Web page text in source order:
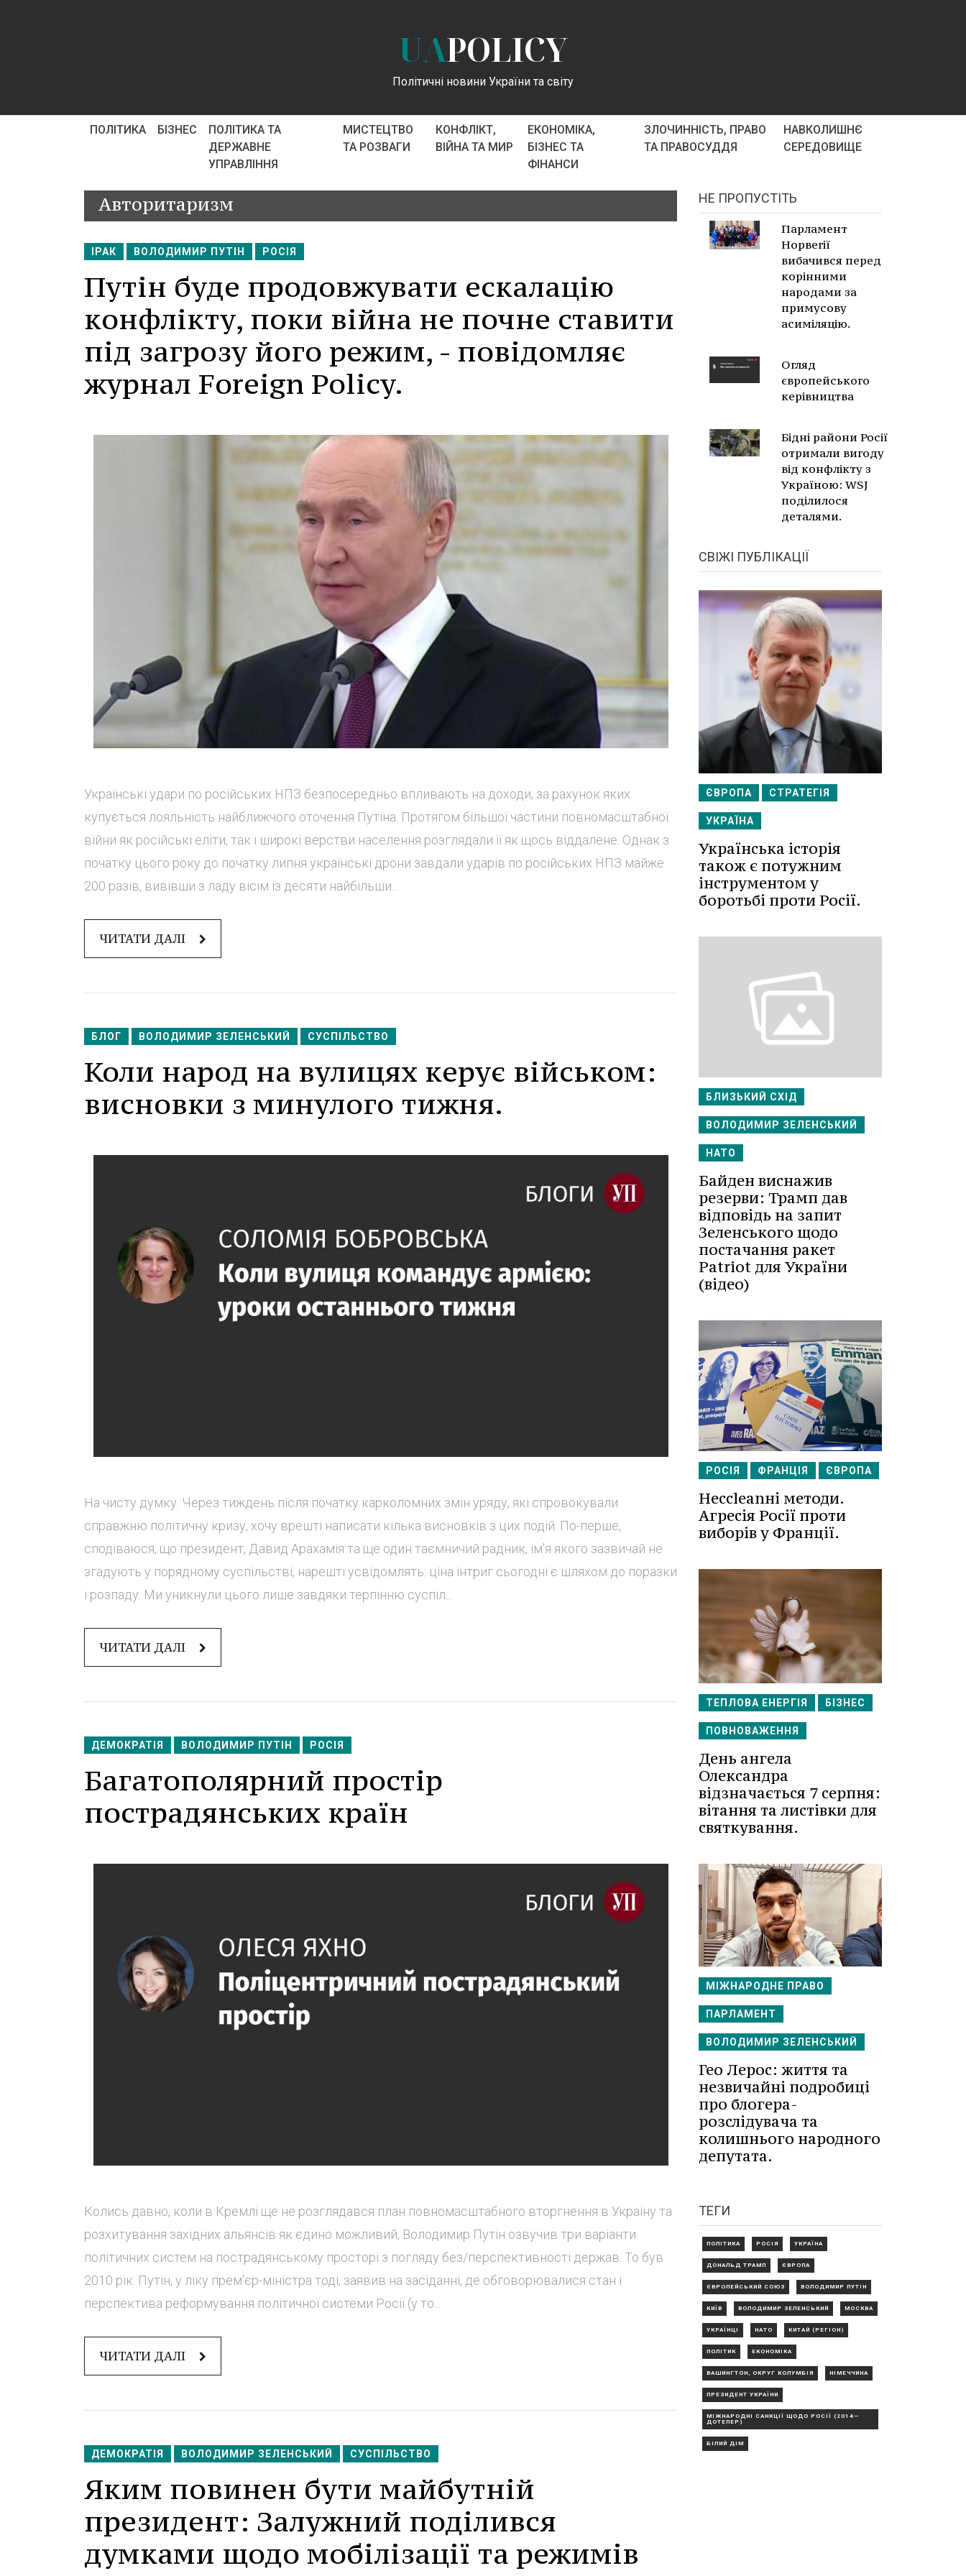
UAPOLICY
Політичні новини України та світу
ПОЛІТИКА БІЗНЕС
ПОЛІТИКА ТА
ДЕРЖАВНЕ
УПРАВЛІННЯ
МИСТЕЦТВО
ТА РОЗВАГИ
КОНФЛІКТ,
ВІЙНА ТА МИР
ЕКОНОМІКА,
БІЗНЕС ТА
ФІНАНСИ
ЗЛОЧИННІСТЬ, ПРАВО
ТА ПРАВОСУДДЯ
НАВКОЛИШНЄ
СЕРЕДОВИЩЕ
Авторитаризм
ІРАК ВОЛОДИМИР ПУТІН РОСІЯ
Путін буде продовжувати ескалацію
конфлікту, поки війна не почне ставити
під загрозу його режим, - повідомляє
журнал Foreign Policy.
Українські удари по російських НПЗ безпосередньо впливають на доходи, за рахунок яких
купується лояльність найближчого оточення Путіна. Протягом більшої частини повномасштабної
війни як російські еліти, так і широкі верстви населення розглядали її як щось віддалене. Однак з
початку цього року до початку липня українські дрони завдали ударів по російських НПЗ майже
200 разів, вивівши з ладу вісім із десяти найбільши...
ЧИТАТИ ДАЛІ
БЛОГ ВОЛОДИМИР ЗЕЛЕНСЬКИЙ СУСПІЛЬСТВО
Коли народ на вулицях керує військом:
висновки з минулого тижня.
На чисту думку. Через тиждень після початку карколомних змін уряду, які спровокували
справжню політичну кризу, хочу врешті написати кілька висновків з цих подій. По-перше,
сподіваюся, що президент, Давид Арахамія та ще один таємничий радник, ім'я якого зазвичай не
згадують у порядному суспільстві, нарешті усвідомлять: ціна інтриг сьогодні є шляхом до поразки
і розпаду. Ми уникнули цього лише завдяки терпінню суспіл...
ЧИТАТИ ДАЛІ
ДЕМОКРАТІЯ ВОЛОДИМИР ПУТІН РОСІЯ
Багатополярний простір
пострадянських країн
Колись давно, коли в Кремлі ще не розглядався план повномасштабного вторгнення в Україну та
розхитування західних альянсів як єдино можливий, Володимир Путін озвучив три варіанти
політичних систем на пострадянському просторі з погляду без/перспективності держав. То був
2010 рік. Путін, у ліку прем'єр-міністра тоді, заявив на засіданні, де обговорювалися стан і
перспектива реформування політичної системи Росії (у то...
ЧИТАТИ ДАЛІ
ДЕМОКРАТІЯ ВОЛОДИМИР ЗЕЛЕНСЬКИЙ СУСПІЛЬСТВО
Яким повинен бути майбутній
президент: Залужний поділився
думками щодо мобілізації та режимів
НЕ ПРОПУСТІТЬ
Парламент
Норвегії
вибачився перед
корінними
народами за
примусову
асиміляцію.
Огляд
європейського
керівництва
Бідні райони Росії
отримали вигоду
від конфлікту з
Україною: WSJ
поділилося
деталями.
СВІЖІ ПУБЛІКАЦІЇ
ЄВРОПА СТРАТЕГІЯ
УКРАЇНА
Українська історія
також є потужним
інструментом у
боротьбі проти Росії.
БЛИЗЬКИЙ СХІД
ВОЛОДИМИР ЗЕЛЕНСЬКИЙ
НАТО
Байден виснажив
резерви: Трамп дав
відповідь на запит
Зеленського щодо
постачання ракет
Patriot для України
(відео)
РОСІЯ ФРАНЦІЯ ЄВРОПА
Несcleanні методи.
Агресія Росії проти
виборів у Франції.
ТЕПЛОВА ЕНЕРГІЯ БІЗНЕС
ПОВНОВАЖЕННЯ
День ангела
Олександра
відзначається 7 серпня:
вітання та листівки для
святкування.
МІЖНАРОДНЕ ПРАВО
ПАРЛАМЕНТ
ВОЛОДИМИР ЗЕЛЕНСЬКИЙ
Гео Лерос: життя та
незвичайні подробиці
про блогера-
розслідувача та
колишнього народного
депутата.
ТЕГИ
ПОЛІТИКА РОСІЯ УКРАЇНА
ДОНАЛЬД ТРАМП ЄВРОПА
ЄВРОПЕЙСЬКИЙ СОЮЗ ВОЛОДИМИР ПУТІН
КИЇВ ВОЛОДИМИР ЗЕЛЕНСЬКИЙ МОСКВА
УКРАЇНЦІ НАТО КИТАЙ (РЕГІОН)
ПОЛІТИК ЕКОНОМІКА
ВАШИНГТОН, ОКРУГ КОЛУМБІЯ НІМЕЧЧИНА
ПРЕЗИДЕНТ УКРАЇНИ
МІЖНАРОДНІ САНКЦІЇ ЩОДО РОСІЇ (2014—
ДОТЕПЕР)
БІЛИЙ ДІМ